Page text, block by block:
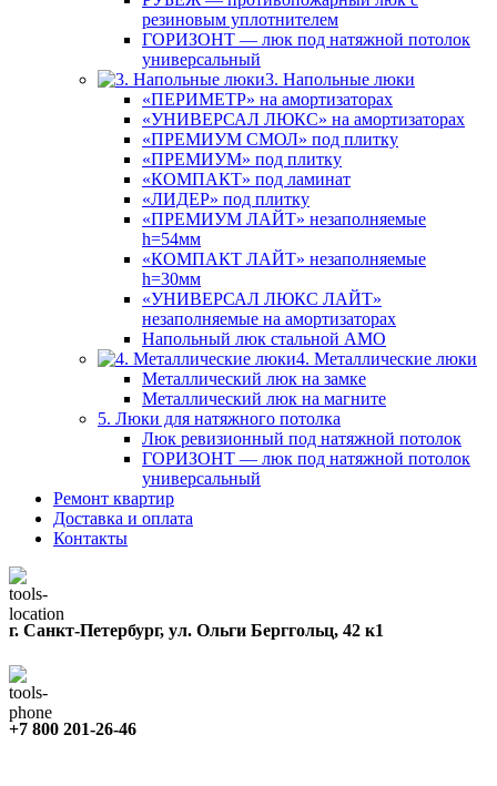
резиновым уплотнителем
ГОРИЗОНТ — люк под натяжной потолок
универсальный
3. Напольные люки
«ПЕРИМЕТР» на амортизаторах
«УНИВЕРСАЛ ЛЮКС» на амортизаторах
«ПРЕМИУМ СМОЛ» под плитку
«ПРЕМИУМ» под плитку
«КОМПАКТ» под ламинат
«ЛИДЕР» под плитку
«ПРЕМИУМ ЛАЙТ» незаполняемые
h=54мм
«КОМПАКТ ЛАЙТ» незаполняемые
h=30мм
«УНИВЕРСАЛ ЛЮКС ЛАЙТ»
незаполняемые на амортизаторах
Напольный люк стальной АМО
4. Металлические люки
Металлический люк на замке
Металлический люк на магните
5. Люки для натяжного потолка
Люк ревизионный под натяжной потолок
ГОРИЗОНТ — люк под натяжной потолок
универсальный
Ремонт квартир
Доставка и оплата
Контакты
г. Санкт-Петербург, ул. Ольги Берггольц, 42 к1
+7 800 201-26-46